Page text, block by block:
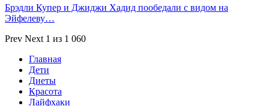
Брэдли Купер и Джиджи Хадид пообедали с видом на
Эйфелеву…
Prev Next 1 из 1 060
Главная
Дети
Диеты
Красота
Лайфхаки